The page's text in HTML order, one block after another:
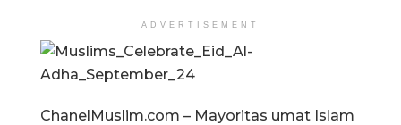
ADVERTISEMENT
ChanelMuslim.com – Mayoritas umat Islam